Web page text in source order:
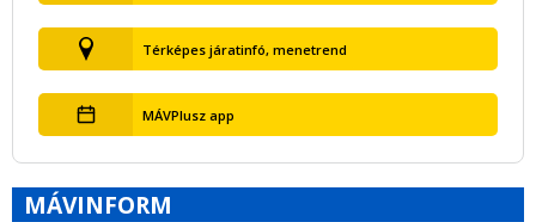
Térképes járatinfó, menetrend
MÁVPlusz app
MÁVINFORM